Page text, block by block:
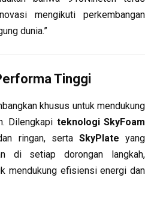
mengikuti perkembangan
dunia.”
Tinggi
khusus untuk mendukung
Dilengkapi teknologi SkyFoam
ringan, serta SkyPlate yang
di setiap dorongan langkah,
mendukung efisiensi energi dan